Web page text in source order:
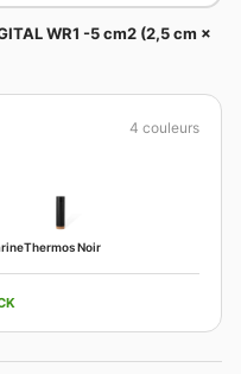
WR1 -5 cm2 (2,5 cm ×
4 couleurs
Thermos Noir